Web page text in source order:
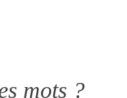
mots ?